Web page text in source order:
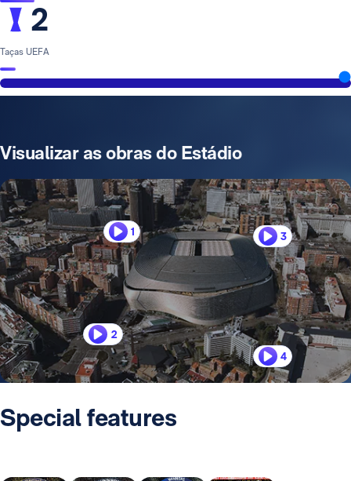
2
Taças UEFA
Visualizar as obras do Estádio
1
2
3
4
Special features